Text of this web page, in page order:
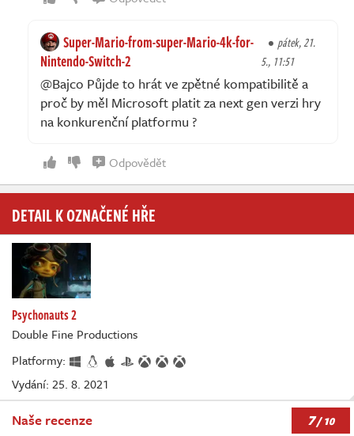
Super-Mario-from-super-Mario-4k-for-
Nintendo-Switch-2
pátek, 21.
5., 11:51
@Bajco Půjde to hrát ve zpětné kompatibilitě a
proč by měl Microsoft platit za next gen verzi hry
na konkurenční platformu ?
Odpovědět
DETAIL K OZNAČENÉ HŘE
Psychonauts 2
Double Fine Productions
Platformy:
Vydání: 25. 8. 2021
Naše recenze 7/ 10